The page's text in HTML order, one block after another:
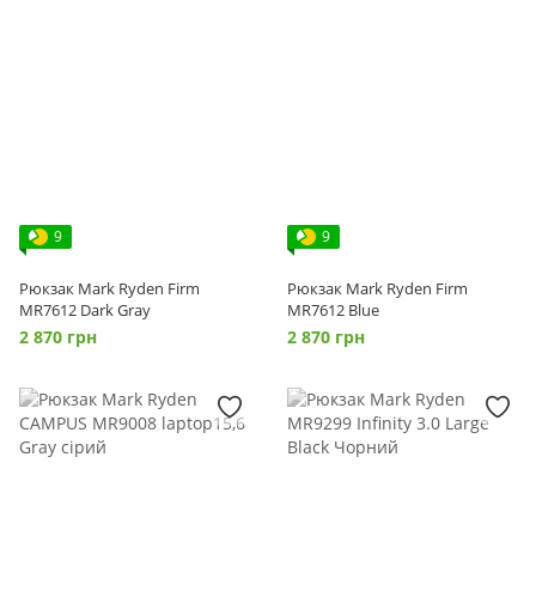
9
Рюкзак Mark Ryden Firm
MR7612 Dark Gray
2 870 грн
9
Рюкзак Mark Ryden Firm
MR7612 Blue
2 870 грн